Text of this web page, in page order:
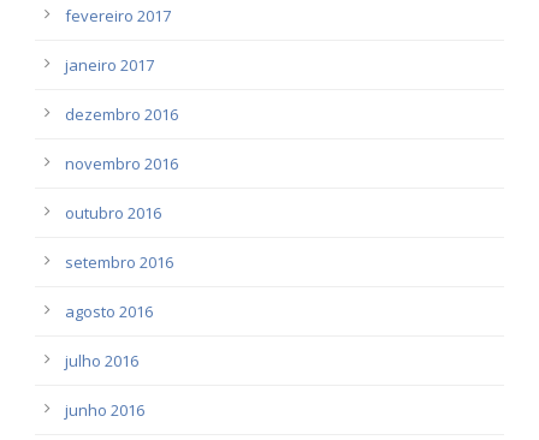
fevereiro 2017
janeiro 2017
dezembro 2016
novembro 2016
outubro 2016
setembro 2016
agosto 2016
julho 2016
junho 2016